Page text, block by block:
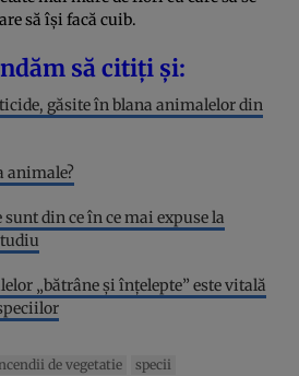
să își facă cuib.
să citiți și:
găsite în blana animalelor din
animale?
din ce în ce mai expuse la
„bătrâne și înțelepte” este vitală
de vegetatie specii